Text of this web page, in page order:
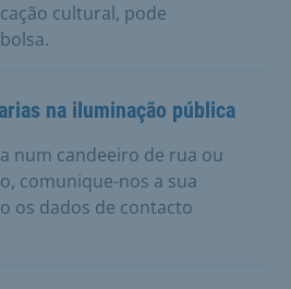
cultural, pode
na iluminação pública
num candeeiro de rua ou
comunique-nos a sua
os dados de contacto